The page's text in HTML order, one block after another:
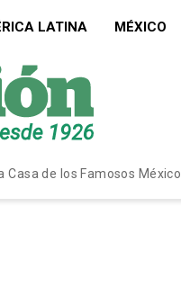
LATINA MÉXICO
Casa de los Famosos México